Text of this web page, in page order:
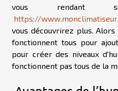
vous
https://
vous découvrirez plus.
fonctionnent tous pour
pour créer des niveaux
fonctionnent pas tous de la